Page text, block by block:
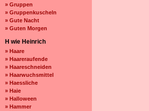
» Gruppen
» Gruppenkuscheln
» Gute Nacht
» Guten Morgen
H wie Heinrich
» Haare
» Haareraufende
» Haareschneiden
» Haarwuchsmittel
» Haessliche
» Haie
» Halloween
» Hammer